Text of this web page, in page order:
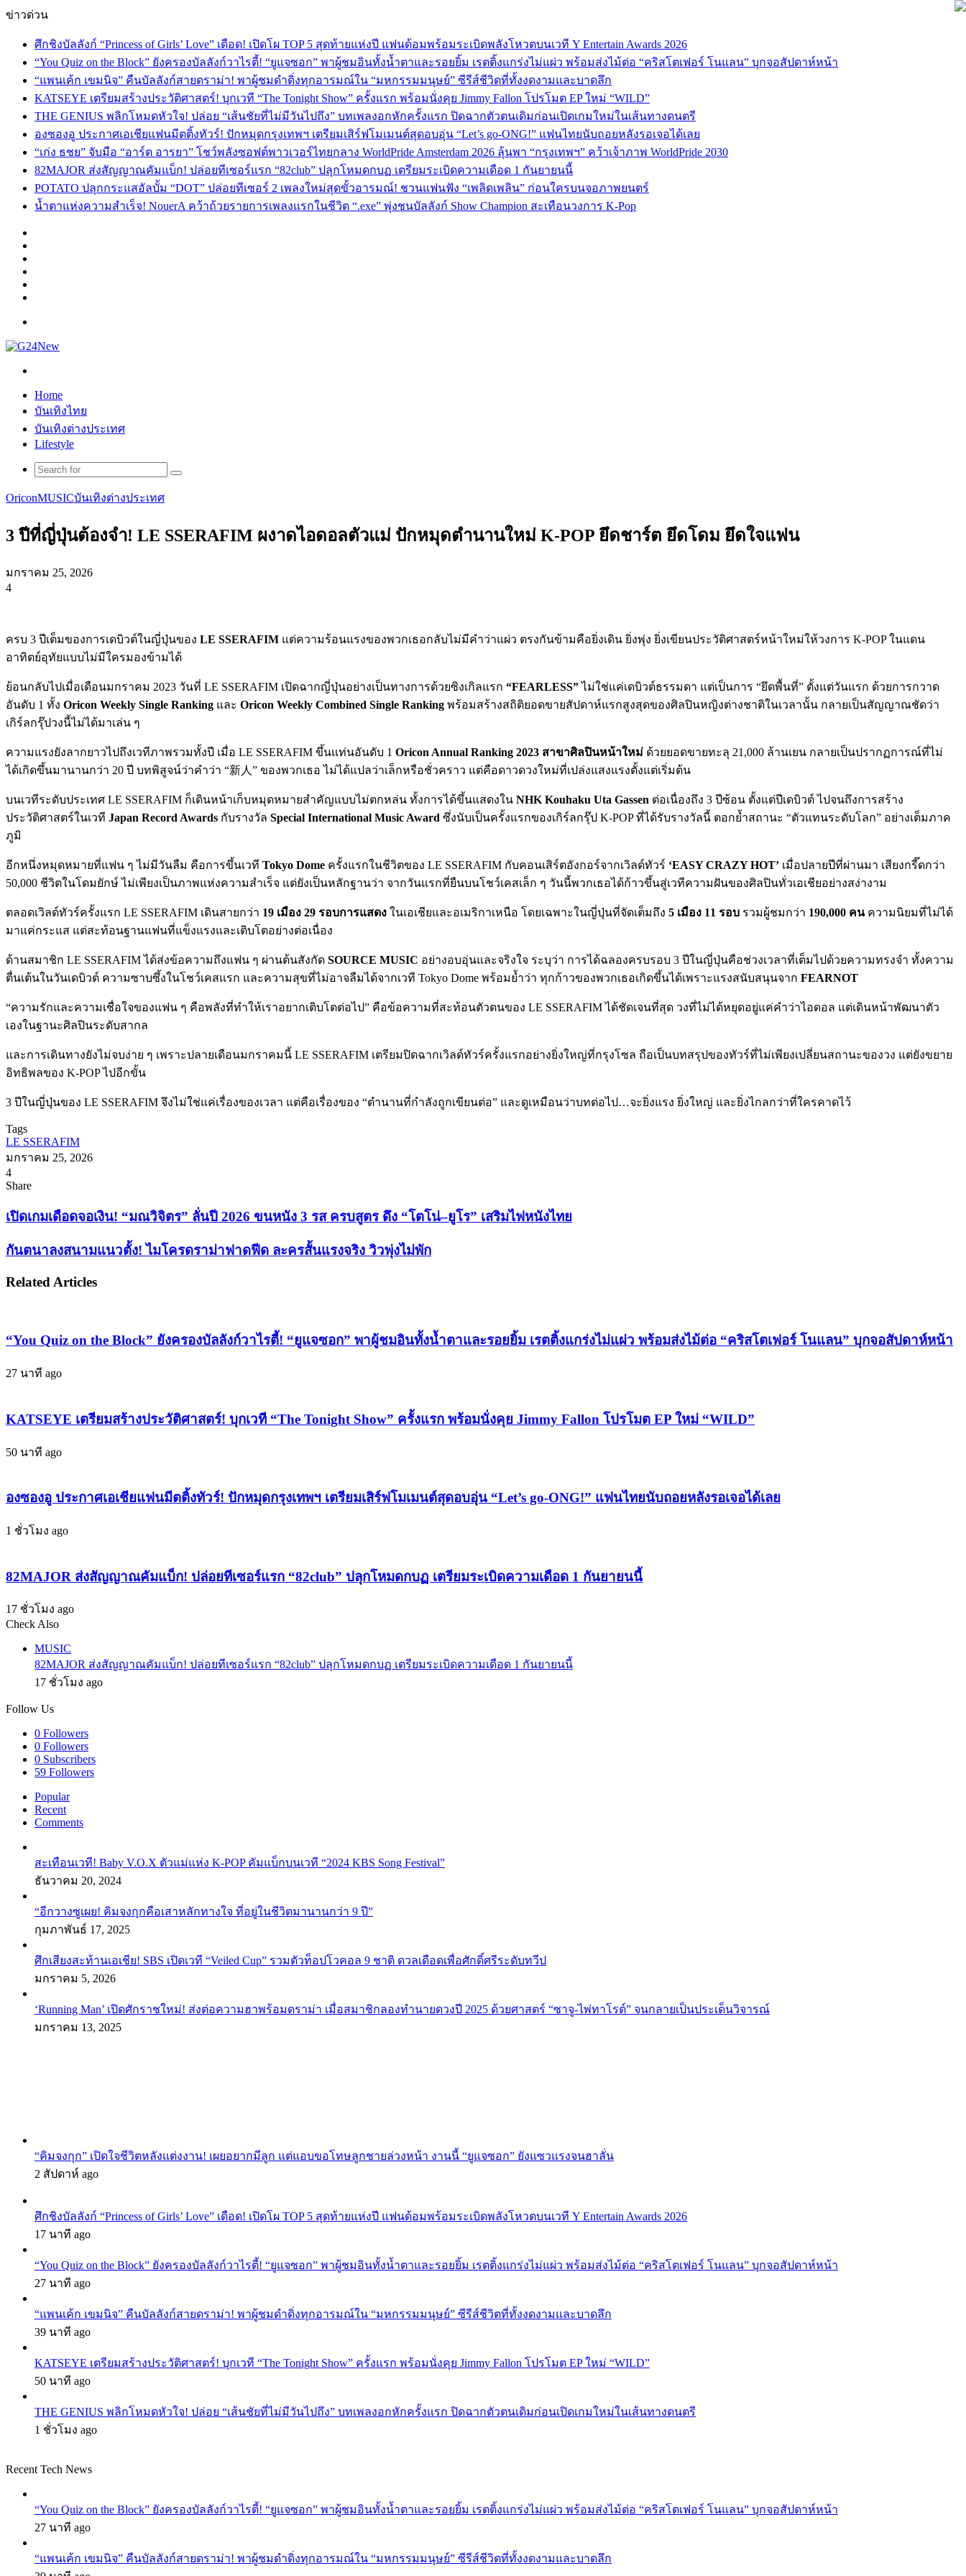
ข่าวด่วน
ศึกชิงบัลลังก์ “Princess of Girls’ Love” เดือด! เปิดโผ TOP 5 สุดท้ายแห่งปี แฟนด้อมพร้อมระเบิดพลังโหวตบนเวที Y Entertain Awards 2026
“You Quiz on the Block” ยังครองบัลลังก์วาไรตี้! “ยูแจซอก” พาผู้ชมอินทั้งน้ำตาและรอยยิ้ม เรตติ้งแกร่งไม่แผ่ว พร้อมส่งไม้ต่อ “คริสโตเฟอร์ โนแลน” บุกจอสัปดาห์หน้า
“แพนเค้ก เขมนิจ” คืนบัลลังก์สายดราม่า! พาผู้ชมดำดิ่งทุกอารมณ์ใน “มหกรรมมนุษย์” ซีรีส์ชีวิตที่ทั้งงดงามและบาดลึก
KATSEYE เตรียมสร้างประวัติศาสตร์! บุกเวที “The Tonight Show” ครั้งแรก พร้อมนั่งคุย Jimmy Fallon โปรโมต EP ใหม่ “WILD”
THE GENIUS พลิกโหมดหัวใจ! ปล่อย “เส้นชัยที่ไม่มีวันไปถึง” บทเพลงอกหักครั้งแรก ปิดฉากตัวตนเดิมก่อนเปิดเกมใหม่ในเส้นทางดนตรี
องซองอู ประกาศเอเชียแฟนมีตติ้งทัวร์! ปักหมุดกรุงเทพฯ เตรียมเสิร์ฟโมเมนต์สุดอบอุ่น “Let’s go-ONG!” แฟนไทยนับถอยหลังรอเจอได้เลย
“เก่ง ธชย” จับมือ “อาร์ต อารยา” โชว์พลังซอฟต์พาวเวอร์ไทยกลาง WorldPride Amsterdam 2026 ลุ้นพา “กรุงเทพฯ” คว้าเจ้าภาพ WorldPride 2030
82MAJOR ส่งสัญญาณคัมแบ็ก! ปล่อยทีเซอร์แรก “82club” ปลุกโหมดกบฏ เตรียมระเบิดความเดือด 1 กันยายนนี้
POTATO ปลุกกระแสอัลบั้ม “DOT” ปล่อยทีเซอร์ 2 เพลงใหม่สุดขั้วอารมณ์! ชวนแฟนฟัง “เพลิดเพลิน” ก่อนใครบนจอภาพยนตร์
น้ำตาแห่งความสำเร็จ! NouerA คว้าถ้วยรายการเพลงแรกในชีวิต “.exe” พุ่งชนบัลลังก์ Show Champion สะเทือนวงการ K‑Pop
Home
บันเทิงไทย
บันเทิงต่างประเทศ
Lifestyle
Search
OriconMUSICบันเทิงต่างประเทศ
3 ปีที่ญี่ปุ่นต้องจำ! LE SSERAFIM ผงาดไอดอลตัวแม่ ปักหมุดตำนานใหม่ K-POP ยึดชาร์ต ยึดโดม ยึดใจแฟน
มกราคม 25, 2026
4
ครบ 3 ปีเต็มของการเดบิวต์ในญี่ปุ่นของ LE SSERAFIM แต่ความร้อนแรงของพวกเธอกลับไม่มีคำว่าแผ่ว ตรงกันข้ามคือยิ่งเดิน ยิ่งพุ่ง ยิ่งเขียนประวัติศาสตร์หน้าใหม่ให้วงการ K-POP ในแดน
อาทิตย์อุทัยแบบไม่มีใครมองข้ามได้
ย้อนกลับไปเมื่อเดือนมกราคม 2023 วันที่ LE SSERAFIM เปิดฉากญี่ปุ่นอย่างเป็นทางการด้วยซิงเกิลแรก “FEARLESS”ไม่ใช่แค่เดบิวต์ธรรมดา แต่เป็นการ “ยึดพื้นที่” ตั้งแต่วันแรก ด้วยการกวาด
อันดับ 1 ทั้ง Oricon Weekly Single Ranking และ Oricon Weekly Combined Single Ranking พร้อมสร้างสถิติยอดขายสัปดาห์แรกสูงสุดของศิลปินหญิงต่างชาติในเวลานั้น กลายเป็นสัญญาณชัดว่า
เกิร์ลกรุ๊ปวงนี้ไม่ได้มาเล่น ๆ
ความแรงยังลากยาวไปถึงเวทีภาพรวมทั้งปี เมื่อ LE SSERAFIM ขึ้นแท่นอันดับ 1 Oricon Annual Ranking 2023 สาขาศิลปินหน้าใหม่ ด้วยยอดขายทะลุ 21,000 ล้านเยน กลายเป็นปรากฏการณ์ที่ไม่
ได้เกิดขึ้นมานานกว่า 20 ปี บทพิสูจน์ว่าคำว่า “新人” ของพวกเธอ ไม่ได้แปลว่าเล็กหรือชั่วคราว แต่คือดาวดวงใหม่ที่เปล่งแสงแรงตั้งแต่เริ่มต้น
บนเวทีระดับประเทศ LE SSERAFIM ก็เดินหน้าเก็บหมุดหมายสำคัญแบบไม่ตกหล่น ทั้งการได้ขึ้นแสดงใน NHK Kouhaku Uta Gassen ต่อเนื่องถึง 3 ปีซ้อน ตั้งแต่ปีเดบิวต์ ไปจนถึงการสร้าง
ประวัติศาสตร์ในเวที Japan Record Awards กับรางวัล Special International Music Award ซึ่งนับเป็นครั้งแรกของเกิร์ลกรุ๊ป K-POP ที่ได้รับรางวัลนี้ ตอกย้ำสถานะ “ตัวแทนระดับโลก” อย่างเต็มภาค
ภูมิ
อีกหนึ่งหมุดหมายที่แฟน ๆ ไม่มีวันลืม คือการขึ้นเวที Tokyo Dome ครั้งแรกในชีวิตของ LE SSERAFIM กับคอนเสิร์ตอังกอร์จากเวิลด์ทัวร์ ‘EASY CRAZY HOT’ เมื่อปลายปีที่ผ่านมา เสียงกรี๊ดกว่า
50,000 ชีวิตในโดมยักษ์ ไม่เพียงเป็นภาพแห่งความสำเร็จ แต่ยังเป็นหลักฐานว่า จากวันแรกที่ยืนบนโชว์เคสเล็ก ๆ วันนี้พวกเธอได้ก้าวขึ้นสู่เวทีความฝันของศิลปินทั่วเอเชียอย่างสง่างาม
ตลอดเวิลด์ทัวร์ครั้งแรก LE SSERAFIM เดินสายกว่า 19 เมือง 29 รอบการแสดง ในเอเชียและอเมริกาเหนือ โดยเฉพาะในญี่ปุ่นที่จัดเต็มถึง 5 เมือง 11 รอบ รวมผู้ชมกว่า 190,000 คนความนิยมที่ไม่ได้
มาแค่กระแส แต่สะท้อนฐานแฟนที่แข็งแรงและเติบโตอย่างต่อเนื่อง
ด้านสมาชิก LE SSERAFIM ได้ส่งข้อความถึงแฟน ๆ ผ่านต้นสังกัด SOURCE MUSIC อย่างอบอุ่นและจริงใจ ระบุว่า การได้ฉลองครบรอบ 3 ปีในญี่ปุ่นคือช่วงเวลาที่เต็มไปด้วยความทรงจำ ทั้งความ
ตื่นเต้นในวันเดบิวต์ ความซาบซึ้งในโชว์เคสแรก และความสุขที่ไม่อาจลืมได้จากเวที Tokyo Dome พร้อมย้ำว่า ทุกก้าวของพวกเธอเกิดขึ้นได้เพราะแรงสนับสนุนจาก FEARNOT
“ความรักและความเชื่อใจของแฟน ๆ คือพลังที่ทำให้เราอยากเติบโตต่อไป” คือข้อความที่สะท้อนตัวตนของ LE SSERAFIM ได้ชัดเจนที่สุด วงที่ไม่ได้หยุดอยู่แค่คำว่าไอดอล แต่เดินหน้าพัฒนาตัว
เองในฐานะศิลปินระดับสากล
และการเดินทางยังไม่จบง่าย ๆ เพราะปลายเดือนมกราคมนี้ LE SSERAFIM เตรียมปิดฉากเวิลด์ทัวร์ครั้งแรกอย่างยิ่งใหญ่ที่กรุงโซล ถือเป็นบทสรุปของทัวร์ที่ไม่เพียงเปลี่ยนสถานะของวง แต่ยังขยาย
อิทธิพลของ K-POP ไปอีกขั้น
3 ปีในญี่ปุ่นของ LE SSERAFIM จึงไม่ใช่แค่เรื่องของเวลา แต่คือเรื่องของ “ตำนานที่กำลังถูกเขียนต่อ” และดูเหมือนว่าบทต่อไป…จะยิ่งแรง ยิ่งใหญ่ และยิ่งไกลกว่าที่ใครคาดไว้
Tags
LE SSERAFIM
มกราคม 25, 2026
4
Facebook
X
Tumblr
Messenger
Messenger
Line
Share
via
Email
เปิด
เดือด
เงิน!
ลั่น
2026
3
ครบ
ดึง
โน่–
ไฟ
หนัง
ไทย
เปิดเกมเดือดจอเงิน! “มณวิจิตร” ลั่นปี 2026 ขนหนัง 3 รส ครบสูตร ดึง “โตโน่–ยูโร” เสริมไฟหนังไทย
กัน
ลง
ตั้ง!
ดราม่า
ละคร
สั้น
วิว
ไม่
กันตนาลงสนามแนวตั้ง! ไมโครดราม่าฟาดฟีด ละครสั้นแรงจริง วิวพุ่งไม่พัก
Related Articles
“You Quiz on the Block” ยังครองบัลลังก์วาไรตี้! “ยูแจซอก” พาผู้ชมอินทั้งน้ำตาและรอยยิ้ม เรตติ้งแกร่งไม่แผ่ว พร้อมส่งไม้ต่อ “คริสโตเฟอร์ โนแลน” บุกจอสัปดาห์หน้า
27 นาที ago
KATSEYE เตรียมสร้างประวัติศาสตร์! บุกเวที “The Tonight Show” ครั้งแรก พร้อมนั่งคุย Jimmy Fallon โปรโมต EP ใหม่ “WILD”
50 นาที ago
องซองอู ประกาศเอเชียแฟนมีตติ้งทัวร์! ปักหมุดกรุงเทพฯ เตรียมเสิร์ฟโมเมนต์สุดอบอุ่น “Let’s go-ONG!” แฟนไทยนับถอยหลังรอเจอได้เลย
1 ชั่วโมง ago
82MAJOR ส่งสัญญาณคัมแบ็ก! ปล่อยทีเซอร์แรก “82club” ปลุกโหมดกบฏ เตรียมระเบิดความเดือด 1 กันยายนนี้
17 ชั่วโมง ago
Check Also
MUSIC
82MAJOR ส่งสัญญาณคัมแบ็ก! ปล่อยทีเซอร์แรก “82club” ปลุกโหมดกบฏ เตรียมระเบิดความเดือด 1 กันยายนนี้
17 ชั่วโมง ago
Follow Us
0 Followers
0 Followers
0 Subscribers
59 Followers
Popular
Recent
Comments
สะเทือนเวที! Baby V.O.X ตัวแม่แห่ง K-POP คัมแบ็กบนเวที “2024 KBS Song Festival”
ธันวาคม 20, 2024
“อีกวางซูเผย! คิมจงกุกคือเสาหลักทางใจ ที่อยู่ในชีวิตมานานกว่า 9 ปี”
กุมภาพันธ์ 17, 2025
ศึกเสียงสะท้านเอเชีย! SBS เปิดเวที “Veiled Cup” รวมตัวท็อปโวคอล 9 ชาติ ดวลเดือดเพื่อศักดิ์ศรีระดับทวีป
มกราคม 5, 2026
‘Running Man’ เปิดศักราชใหม่! ส่งต่อความฮาพร้อมดราม่า เมื่อสมาชิกลองทำนายดวงปี 2025 ด้วยศาสตร์ “ซาจู-ไพ่ทาโรต์” จนกลายเป็นประเด็นวิจารณ์
มกราคม 13, 2025
“คิมจงกุก” เปิดใจชีวิตหลังแต่งงาน! เผยอยากมีลูก แต่แอบขอโทษลูกชายล่วงหน้า งานนี้ “ยูแจซอก” ยังแซวแรงจนฮาลั่น
2 สัปดาห์ ago
ศึกชิงบัลลังก์ “Princess of Girls’ Love” เดือด! เปิดโผ TOP 5 สุดท้ายแห่งปี แฟนด้อมพร้อมระเบิดพลังโหวตบนเวที Y Entertain Awards 2026
17 นาที ago
“You Quiz on the Block” ยังครองบัลลังก์วาไรตี้! “ยูแจซอก” พาผู้ชมอินทั้งน้ำตาและรอยยิ้ม เรตติ้งแกร่งไม่แผ่ว พร้อมส่งไม้ต่อ “คริสโตเฟอร์ โนแลน” บุกจอสัปดาห์หน้า
27 นาที ago
“แพนเค้ก เขมนิจ” คืนบัลลังก์สายดราม่า! พาผู้ชมดำดิ่งทุกอารมณ์ใน “มหกรรมมนุษย์” ซีรีส์ชีวิตที่ทั้งงดงามและบาดลึก
39 นาที ago
KATSEYE เตรียมสร้างประวัติศาสตร์! บุกเวที “The Tonight Show” ครั้งแรก พร้อมนั่งคุย Jimmy Fallon โปรโมต EP ใหม่ “WILD”
50 นาที ago
THE GENIUS พลิกโหมดหัวใจ! ปล่อย “เส้นชัยที่ไม่มีวันไปถึง” บทเพลงอกหักครั้งแรก ปิดฉากตัวตนเดิมก่อนเปิดเกมใหม่ในเส้นทางดนตรี
1 ชั่วโมง ago
Recent Tech News
“You Quiz on the Block” ยังครองบัลลังก์วาไรตี้! “ยูแจซอก” พาผู้ชมอินทั้งน้ำตาและรอยยิ้ม เรตติ้งแกร่งไม่แผ่ว พร้อมส่งไม้ต่อ “คริสโตเฟอร์ โนแลน” บุกจอสัปดาห์หน้า
27 นาที ago
“แพนเค้ก เขมนิจ” คืนบัลลังก์สายดราม่า! พาผู้ชมดำดิ่งทุกอารมณ์ใน “มหกรรมมนุษย์” ซีรีส์ชีวิตที่ทั้งงดงามและบาดลึก